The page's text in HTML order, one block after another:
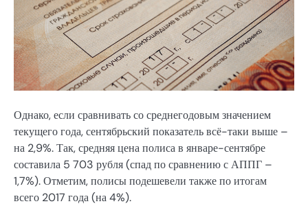
Однако, если сравнивать со среднегодовым значением
текущего года, сентябрьский показатель всё-таки выше –
на 2,9%. Так, средняя цена полиса в январе-сентябре
составила 5 703 рубля (спад по сравнению с АППГ –
1,7%). Отметим, полисы подешевели также по итогам
всего 2017 года (на 4%).